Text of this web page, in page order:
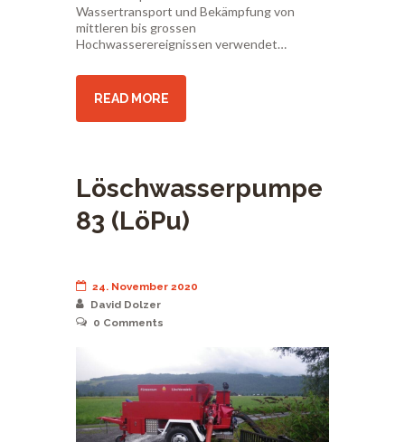
Wassertransport und Bekämpfung von
mittleren bis grossen
Hochwasserereignissen verwendet…
READ MORE
Löschwasserpumpe
83 (LöPu)
24. November 2020
David Dolzer
0 Comments